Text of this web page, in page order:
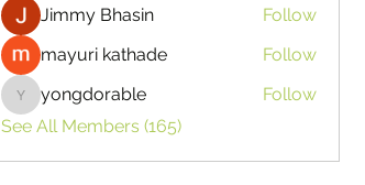
Jimmy Bhasin
Follow
mayuri kathade
Follow
yongdorable
yongdorable
Follow
See All Members (165)